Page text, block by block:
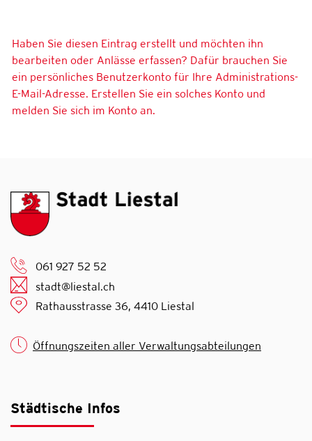
Haben Sie diesen Eintrag erstellt und möchten ihn
bearbeiten oder Anlässe erfassen? Dafür brauchen Sie
ein persönliches Benutzerkonto für Ihre Administrations-
E-Mail-Adresse. Erstellen Sie ein solches Konto und
melden Sie sich im Konto an.
061 927 52 52
stadt@liestal.ch
Rathausstrasse 36, 4410 Liestal
Öffnungszeiten aller Verwaltungsabteilungen
Städtische Infos